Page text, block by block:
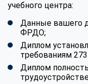
учебного центра:
Данные вашего
ФРДО;
Диплом
требованиям
Диплом